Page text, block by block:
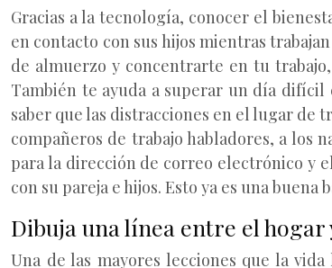
Gracias a la tecnología, conocer el
en contacto con sus hijos mientras
de almuerzo y concentrarte en tu
También te ayuda a superar un día difícil
saber que las distracciones en el lugar de
compañeros de trabajo habladores, a los
para la dirección de correo electrónico y
con su pareja e hijos. Esto ya es una buena
Dibuja una línea entre el hogar
Una de las mayores lecciones que la